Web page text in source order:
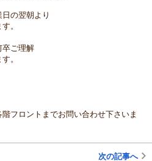
の翌朝より
。
卒ご理解
。
フロントまでお問い合わせ下さいま
次の記事へ